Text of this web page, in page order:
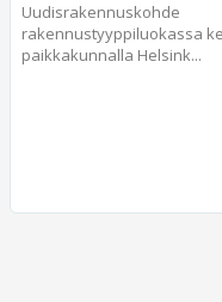
Uudisrakennuskohde
rakennustyyppiluokassa
paikkakunnalla Helsink...